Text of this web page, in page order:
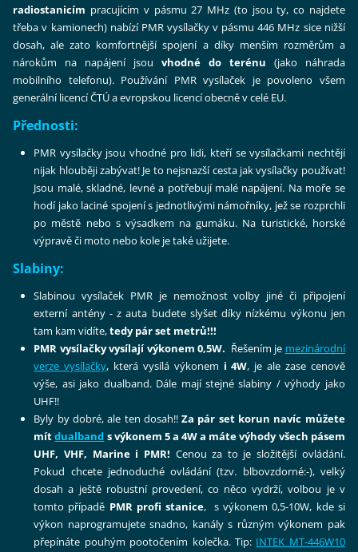
radiostanicím pracujícím v pásmu 27 MHz (to jsou ty, co najdete
třeba v kamionech) nabízí PMR vysílačky v pásmu 446 MHz sice nižší
dosah, ale zato komfortnější spojení a díky menším rozměrům a
nárokům na napájení jsou vhodné do terénu (jako náhrada
mobilního telefonu). Používání PMR vysílaček je povoleno všem
generální licencí ČTÚ a evropskou licencí obecně v celé EU.
Přednosti:
PMR vysílačky jsou vhodné pro lidi, kteří se vysílačkami nechtějí
nijak hlouběji zabývat! Je to nejsnazší cesta jak vysílačky používat!
Jsou malé, skladné, levné a potřebují malé napájení. Na moře se
hodí jako laciné spojení s jednotlivými námořníky, jež se rozprchli
po městě nebo s výsadkem na gumáku. Na turistické, horské
výpravě či moto nebo kole je také užijete.
Slabiny:
Slabinou vysílaček PMR je nemožnost volby jiné či připojení
externí antény - z auta budete slyšet díky nízkému výkonu jen
tam kam vidíte,tedy pár set metrů!!!
PMR vysílačky vysílají výkonem 0,5W. Řešením je mezinárodní
verze vysílačky, která vysílá výkonem i 4W, je ale zase cenově
výše, asi jako dualband. Dále mají stejné slabiny / výhody jako
UHF!!
Byly by dobré, ale ten dosah!!Za pár set korun navíc můžete
mítdualband s výkonem 5 a 4W a máte výhody všech pásem
UHF, VHF, Marine i PMR! Cenou za to je složitější ovládání.
Pokud chcete jednoduché ovládání (tzv. blbovzdorné:-), velký
dosah a ještě robustní provedení, co něco vydrží, volbou je v
tomto případě PMR profi stanice, s výkonem 0,5-10W, kde si
výkon naprogramujete snadno, kanály s různým výkonem pak
přepínáte pouhým pootočením kolečka. Tip: INTEK MT-446W10